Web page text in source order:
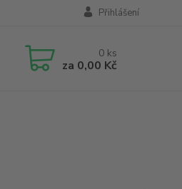
Přihlášení
0 ks
za 0,00 Kč